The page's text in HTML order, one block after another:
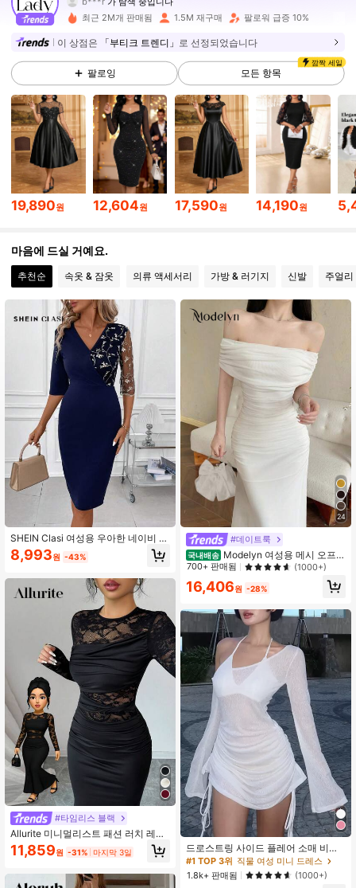
4.88
603K 팔로워
4.88 603K 팔로워
4.88 603K 팔로워
4.88 603K 팔로워
4.88 603K 팔로워
4.88 603K 팔로워
4.88
4.88 603K 팔로워
4.88 603K 팔로워
4.88 603K 팔로워
최근 2M개 판매됨 1.5M 재구매 팔로워 급증 10%
이 상점은 「부티크 트렌디」 로 선정되었습니다
팔로잉
깜짝 세일
모든 항목
19,890원 12,604원 17,590원 14,190원
마음에 드실 거예요.
추천순 속옷 & 잠옷 의류 액세서리 가방 & 러기지 신발 주얼
SHEIN Clasi 여성용 우아한 네이비 블
루 플로럴 대비 메쉬 꽃 자수 바디콘
드레스, 여름 웨딩 게스트 파티, 신부
8,993원 -43%
#타임리스 블랙
Allurite 미니멀리스트 패션 러치 레이
스 스플라이스 밀크 실크 신축성 있는
라운드넥 긴소매 여성용 드레스, 싱글
11,859원 -31% 마지막 3일
24
#데이트룩
국내배송 Modelyn 여성용 메시 오프숄
더 러치드 웨이스트 드레스, 결혼식,
700+ 판매됨 (1000+)
16,406원 -28%
드로스트링 사이드 플레어 소매 비대
칭 넥라인 브라리스 화이트 봄 우아한
웨딩 게스트 드레스
#1 TOP 3위 직물 여성 미니 드레스
1.8k+ 판매됨
(1000+)